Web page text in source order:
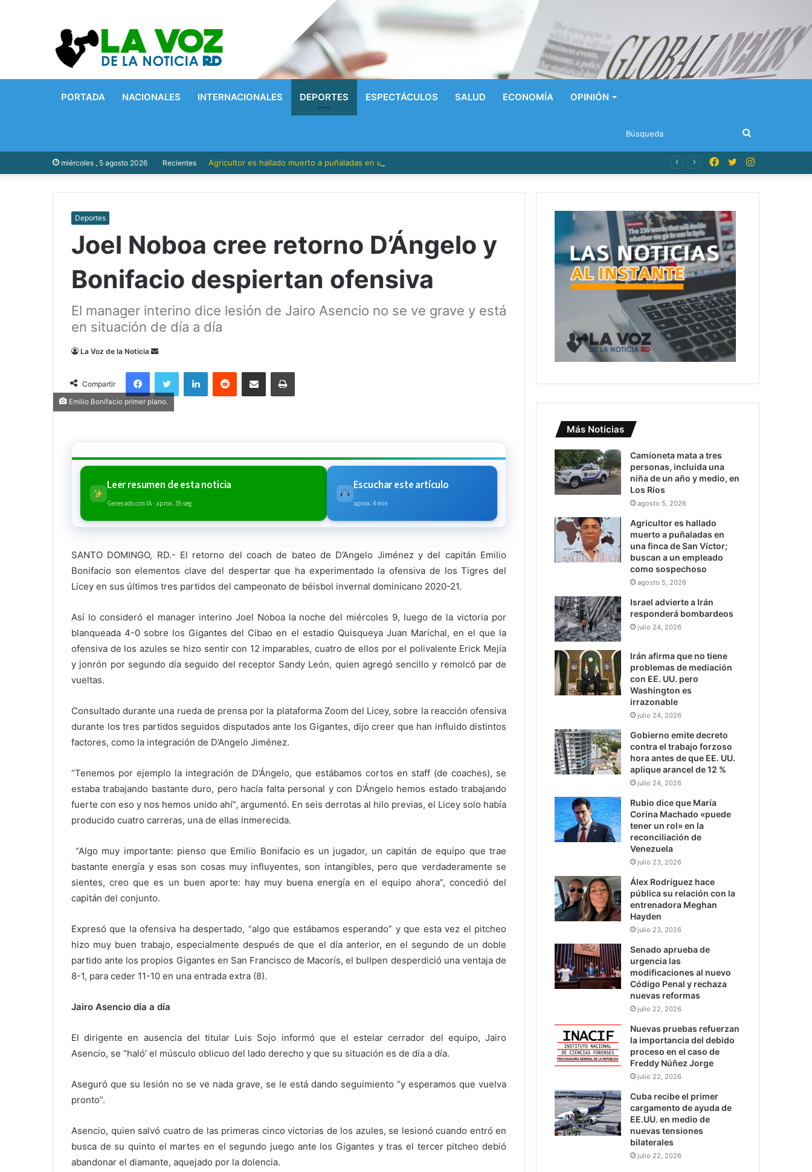
PORTADA NACIONALES INTERNACIONALES DEPORTES ESPECTÁCULOS SALUD ECONOMÍA OPINIÓN
Búsqueda
miércoles , 5 agosto 2026 Recientes Agricultor es hallado muerto a puñaladas en una finca de San Víctor; buscan a un empleado como sospechoso Instagram
Twitter
Facebook
Deportes
Joel Noboa cree retorno D’Ángelo y
Bonifacio despiertan ofensiva
El manager interino dice lesión de Jairo Asencio no se ve grave y está
en situación de día a día
La Voz de la Noticia
Send
email
Compartir
FacebookTwitter LinkedInReddit Compartir via Email Imprimi
Emilio Bonifacio primer plano.
Leer resumen de esta noticia
Generado con IA · aprox. 35 seg
Escuchar este artículo
aprox. 4 min
SANTO DOMINGO, RD.- El retorno del coach de bateo de D’Angelo Jiménez y del capitán Emilio
Bonifacio son elementos clave del despertar que ha experimentado la ofensiva de los Tigres del
Licey en sus últimos tres partidos del campeonato de béisbol invernal dominicano 2020-21.
Así lo consideró el manager interino Joel Noboa la noche del miércoles 9, luego de la victoria por
blanqueada 4-0 sobre los Gigantes del Cibao en el estadio Quisqueya Juan Marichal, en el que la
ofensiva de los azules se hizo sentir con 12 imparables, cuatro de ellos por el polivalente Erick Mejía
y jonrón por segundo día seguido del receptor Sandy León, quien agregó sencillo y remolcó par de
vueltas.
Consultado durante una rueda de prensa por la plataforma Zoom del Licey, sobre la reacción ofensiva
durante los tres partidos seguidos disputados ante los Gigantes, dijo creer que han influido distintos
factores, como la integración de D’Angelo Jiménez.
“Tenemos por ejemplo la integración de D’Ángelo, que estábamos cortos en staff (de coaches), se
estaba trabajando bastante duro, pero hacía falta personal y con D’Ángelo hemos estado trabajando
fuerte con eso y nos hemos unido ahí”, argumentó. En seis derrotas al hilo previas, el Licey solo había
producido cuatro carreras, una de ellas inmerecida.
“Algo muy importante: pienso que Emilio Bonifacio es un jugador, un capitán de equipo que trae
bastante energía y esas son cosas muy influyentes, son intangibles, pero que verdaderamente se
sientes, creo que es un buen aporte: hay muy buena energía en el equipo ahora”, concedió del
capitán del conjunto.
Expresó que la ofensiva ha despertado, “algo que estábamos esperando” y que esta vez el pitcheo
hizo muy buen trabajo, especialmente después de que el día anterior, en el segundo de un doble
partido ante los propios Gigantes en San Francisco de Macorís, el bullpen desperdició una ventaja de
8-1, para ceder 11-10 en una entrada extra (8).
Jairo Asencio día a día
El dirigente en ausencia del titular Luis Sojo informó que el estelar cerrador del equipo, Jairo
Asencio, se “haló’ el músculo oblicuo del lado derecho y que su situación es de día a día.
Aseguró que su lesión no se ve nada grave, se le está dando seguimiento “y esperamos que vuelva
pronto”.
Asencio, quien salvó cuatro de las primeras cinco victorias de los azules, se lesionó cuando entró en
busca de su quinto el martes en el segundo juego ante los Gigantes y tras el tercer pitcheo debió
abandonar el diamante, aquejado por la dolencia.
Más Noticias
Camioneta mata a tres
personas, incluida una
niña de un año y medio, en
Los Ríos
agosto 5, 2026
Agricultor es hallado
muerto a puñaladas en
una finca de San Víctor;
buscan a un empleado
como sospechoso
agosto 5, 2026
Israel advierte a Irán
responderá bombardeos
julio 24, 2026
Irán afirma que no tiene
problemas de mediación
con EE. UU. pero
Washington es
irrazonable
julio 24, 2026
Gobierno emite decreto
contra el trabajo forzoso
hora antes de que EE. UU.
aplique arancel de 12 %
julio 24, 2026
Rubio dice que María
Corina Machado «puede
tener un rol» en la
reconciliación de
Venezuela
julio 23, 2026
Álex Rodríguez hace
pública su relación con la
entrenadora Meghan
Hayden
julio 23, 2026
Senado aprueba de
urgencia las
modificaciones al nuevo
Código Penal y rechaza
nuevas reformas
julio 22, 2026
Nuevas pruebas refuerzan
la importancia del debido
proceso en el caso de
Freddy Núñez Jorge
julio 22, 2026
Cuba recibe el primer
cargamento de ayuda de
EE.UU. en medio de
nuevas tensiones
bilaterales
julio 22, 2026